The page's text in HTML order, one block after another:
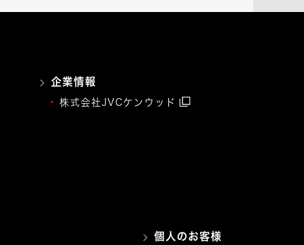
企業情報
株式会社JVCケンウッド
個人のお客様